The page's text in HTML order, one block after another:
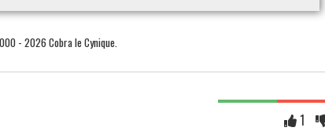
- 2026 Cobra le Cynique.
1